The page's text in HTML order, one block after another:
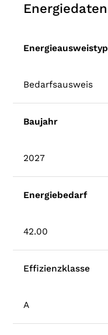
Energiedaten
Energieausweistyp
Bedarfsausweis
Baujahr
2027
Energiebedarf
42.00
Effizienzklasse
A